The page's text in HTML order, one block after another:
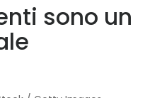
sono un